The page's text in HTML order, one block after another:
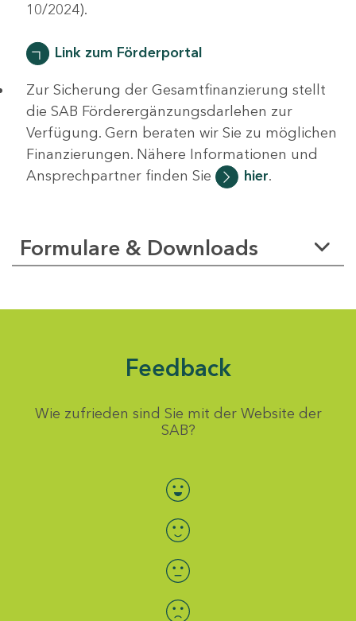
10/2024).
Link zum Förderportal
Zur Sicherung der Gesamtfinanzierung stellt
die SAB Förderergänzungsdarlehen zur
Verfügung. Gern beraten wir Sie zu möglichen
Finanzierungen. Nähere Informationen und
Ansprechpartner finden Sie
hier.
Formulare & Downloads
Feedback
Wie zufrieden sind Sie mit der Website der
SAB?
Bewertung auswählen